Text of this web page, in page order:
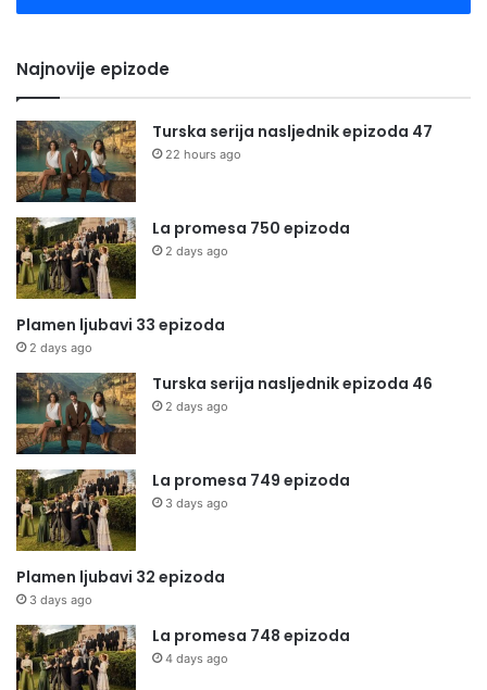
Najnovije epizode
Turska serija nasljednik epizoda 47
22 hours ago
La promesa 750 epizoda
2 days ago
Plamen ljubavi 33 epizoda
2 days ago
Turska serija nasljednik epizoda 46
2 days ago
La promesa 749 epizoda
3 days ago
Plamen ljubavi 32 epizoda
3 days ago
La promesa 748 epizoda
4 days ago